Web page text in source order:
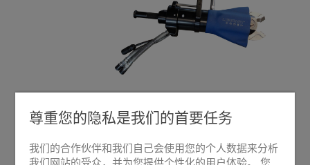
尊重您的隐私是我们的首要任务
我们的合作伙伴和我们自己会使用您的个人数据来分析
我们网站的受众，并为您提供个性化的用户体验。 您